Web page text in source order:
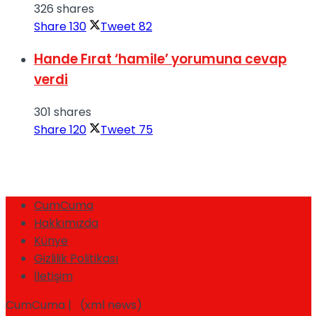
326 shares
Share130 Tweet 82
Hande Fırat ‘hamile’ yorumuna cevap
verdi
301 shares
Share120 Tweet 75
CumCuma
Hakkımızda
Künye
Gizlilik Politikası
İletişim
CumCuma | (xml news)